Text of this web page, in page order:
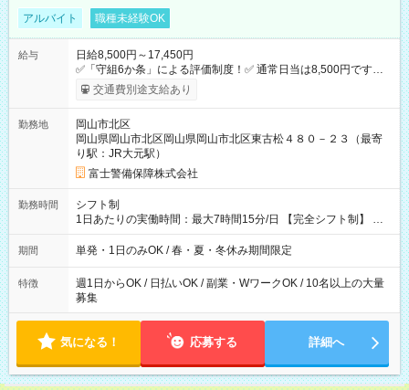
アルバイト 職種未経験OK
給与
日給8,500円～17,450円
✅「守組6か条」による評価制度！✅ 通常日当は8,500円ですが
上記評価制度により「S級隊員」と認定されれば10,000円の日当
を支給します。 (1)上記勤務者が交通2級資格者の場合10,000円
14,375円 (3)上記現場が日祝深夜の場合 17,250円 (4)上記勤務
者が現場までの運転者の場合17,250+200円＝17,450円 -----------
------------------------------- *最高日当額 17,450円* ---------------------
--------------------- より上位の資格取得やリーダー手当を取得する
と ”さらに”加算されます！ ✅実質実働平均5時間 上記時給換算
するとなんと時給3,490円！！ ※日当支給時振込手数料等はいっ
さいありません。 【試用期間】試用期間なし
交通費別途支給あり
勤務地
岡山市北区
岡山県岡山市北区岡山県岡山市北区東古松４８０－２３（最寄
り駅：JR大元駅）
富士警備保障株式会社
勤務時間
シフト制
1日あたりの実働時間：最大7時間15分/日 【完全シフト制】 例
(1) 8：00~17:00（休憩１h） 例(2) 13:00~16:00（早上がりでも
全額支給！）
期間 単発・1日のみOK / 春・夏・冬休み期間限定
特徴
週1日からOK / 日払いOK / 副業・WワークOK / 10名以上の大量
募集
気になる！ 応募する 詳細へ